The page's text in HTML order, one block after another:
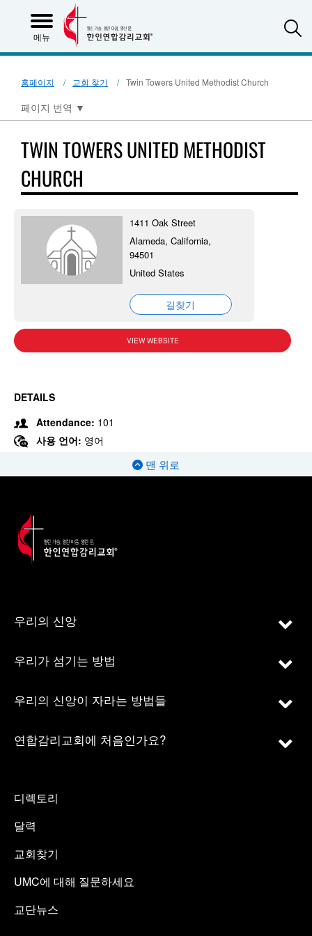
메뉴
홈페이지 교회 찾기 Twin Towers United Methodist Church
페이지 번역 ▼
TWIN TOWERS UNITED METHODIST
CHURCH
1411 Oak Street
Alameda, California,
94501
United States
길찾기
VIEW WEBSITE
DETAILS
Attendance: 101
사용 언어: 영어
맨 위로
우리의 신앙
우리가 섬기는 방법
우리의 신앙이 자라는 방법들
연합감리교회에 처음인가요?
디렉토리
달력
교회찾기
UMC에 대해 질문하세요
교단뉴스